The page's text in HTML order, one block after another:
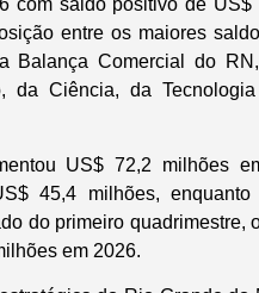
com saldo positivo de US$
entre os maiores
Balança Comercial do
da Ciência, da
US$ 72,2 milhões
45,4 milhões, enquanto
do primeiro quadrimestre,
em 2026.